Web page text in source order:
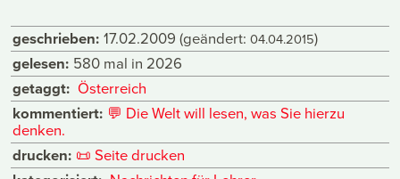
geschrieben: 17.02.2009 (geändert: 04.04.2015)
gelesen: 580 mal in 2026
getaggt: Österreich
kommentiert: 💬 Die Welt will lesen, was Sie hierzu
denken.
drucken: 📜 Seite drucken